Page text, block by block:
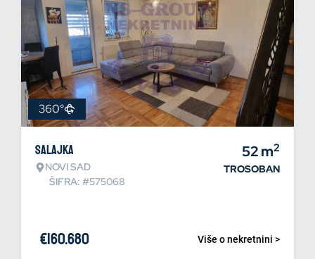
360°
Salajka
NOVI SAD
ŠIFRA: #575068
52m2
TROSOBAN
Više o nekretnini >
€160.680